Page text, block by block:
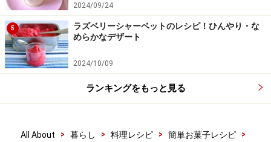
全体に生クリームを塗ります。ログの部分ができたら、
2024/09/24
5
ラズベリーシャーベットのレシピ！ひんやり・な
めらかなデザート
2024/10/09
ランキングをもっと見る
All About > 暮らし > 料理レシピ > 簡単お菓子レシピ
>